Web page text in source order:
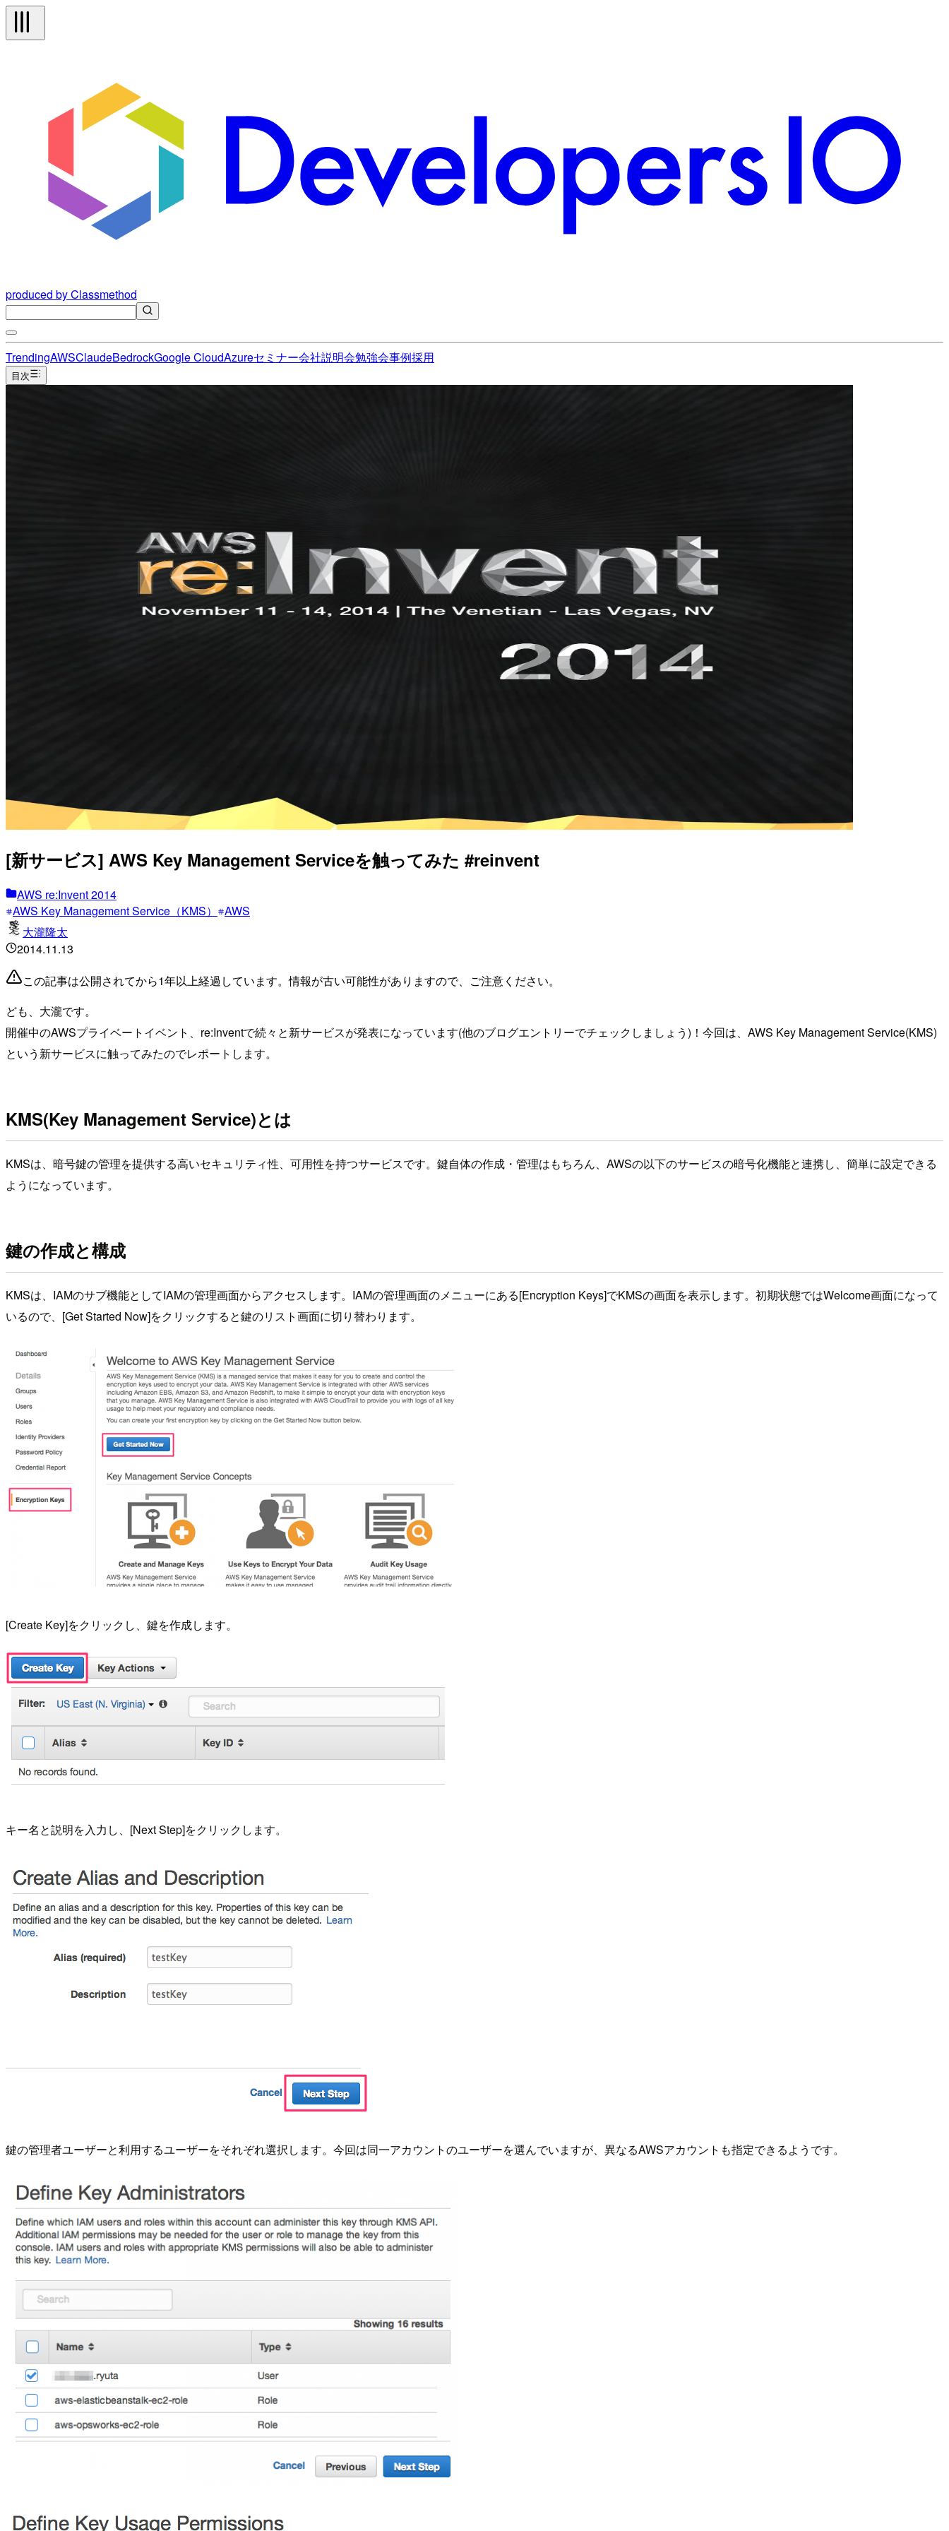
produced by Classmethod
TrendingAWSClaudeBedrockGoogle CloudAzureセミナー会社説明会勉強会事例採用
目次
[新サービス] AWS Key Management Serviceを触ってみた #reinvent
AWS re:Invent 2014
AWS Key Management Service（KMS）
AWS
大瀧隆太
2014.11.13
この記事は公開されてから1年以上経過しています。情報が古い可能性がありますので、ご注意ください。
ども、大瀧です。
開催中のAWSプライベートイベント、re:Inventで続々と新サービスが発表になっています(他のブログエントリーでチェックしましょう)！今回は、AWS Key Management Service(KMS)
という新サービスに触ってみたのでレポートします。
KMS(Key Management Service)とは
KMSは、暗号鍵の管理を提供する高いセキュリティ性、可用性を持つサービスです。鍵自体の作成・管理はもちろん、AWSの以下のサービスの暗号化機能と連携し、簡単に設定できる
ようになっています。
鍵の作成と構成
KMSは、IAMのサブ機能としてIAMの管理画面からアクセスします。IAMの管理画面のメニューにある[Encryption Keys]でKMSの画面を表示します。初期状態ではWelcome画面になって
いるので、[Get Started Now]をクリックすると鍵のリスト画面に切り替わります。
[Create Key]をクリックし、鍵を作成します。
キー名と説明を入力し、[Next Step]をクリックします。
鍵の管理者ユーザーと利用するユーザーをそれぞれ選択します。今回は同一アカウントのユーザーを選んでいますが、異なるAWSアカウントも指定できるようです。